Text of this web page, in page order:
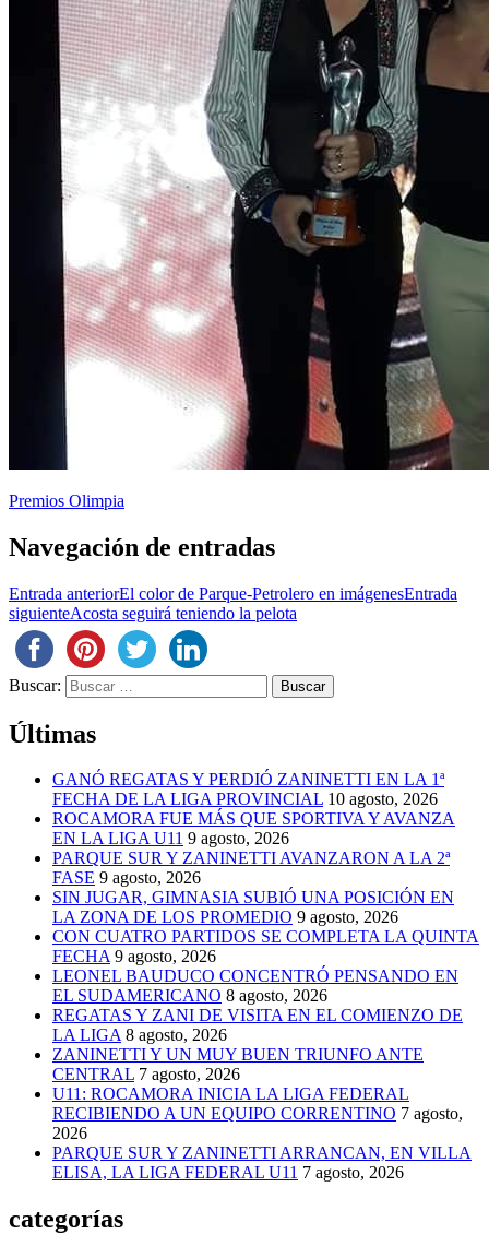
Premios Olimpia
Navegación de entradas
Entrada anteriorEl color de Parque-Petrolero en imágenesEntrada
siguienteAcosta seguirá teniendo la pelota
Buscar:
Últimas
GANÓ REGATAS Y PERDIÓ ZANINETTI EN LA 1ª
FECHA DE LA LIGA PROVINCIAL 10 agosto, 2026
ROCAMORA FUE MÁS QUE SPORTIVA Y AVANZA
EN LA LIGA U11 9 agosto, 2026
PARQUE SUR Y ZANINETTI AVANZARON A LA 2ª
FASE 9 agosto, 2026
SIN JUGAR, GIMNASIA SUBIÓ UNA POSICIÓN EN
LA ZONA DE LOS PROMEDIO 9 agosto, 2026
CON CUATRO PARTIDOS SE COMPLETA LA QUINTA
FECHA 9 agosto, 2026
LEONEL BAUDUCO CONCENTRÓ PENSANDO EN
EL SUDAMERICANO 8 agosto, 2026
REGATAS Y ZANI DE VISITA EN EL COMIENZO DE
LA LIGA 8 agosto, 2026
ZANINETTI Y UN MUY BUEN TRIUNFO ANTE
CENTRAL 7 agosto, 2026
U11: ROCAMORA INICIA LA LIGA FEDERAL
RECIBIENDO A UN EQUIPO CORRENTINO 7 agosto,
2026
PARQUE SUR Y ZANINETTI ARRANCAN, EN VILLA
ELISA, LA LIGA FEDERAL U11 7 agosto, 2026
categorías